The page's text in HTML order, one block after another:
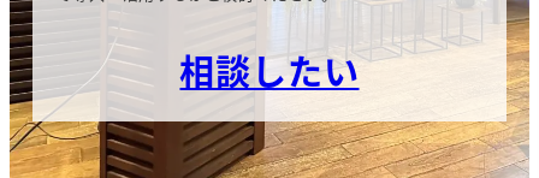
相談したい